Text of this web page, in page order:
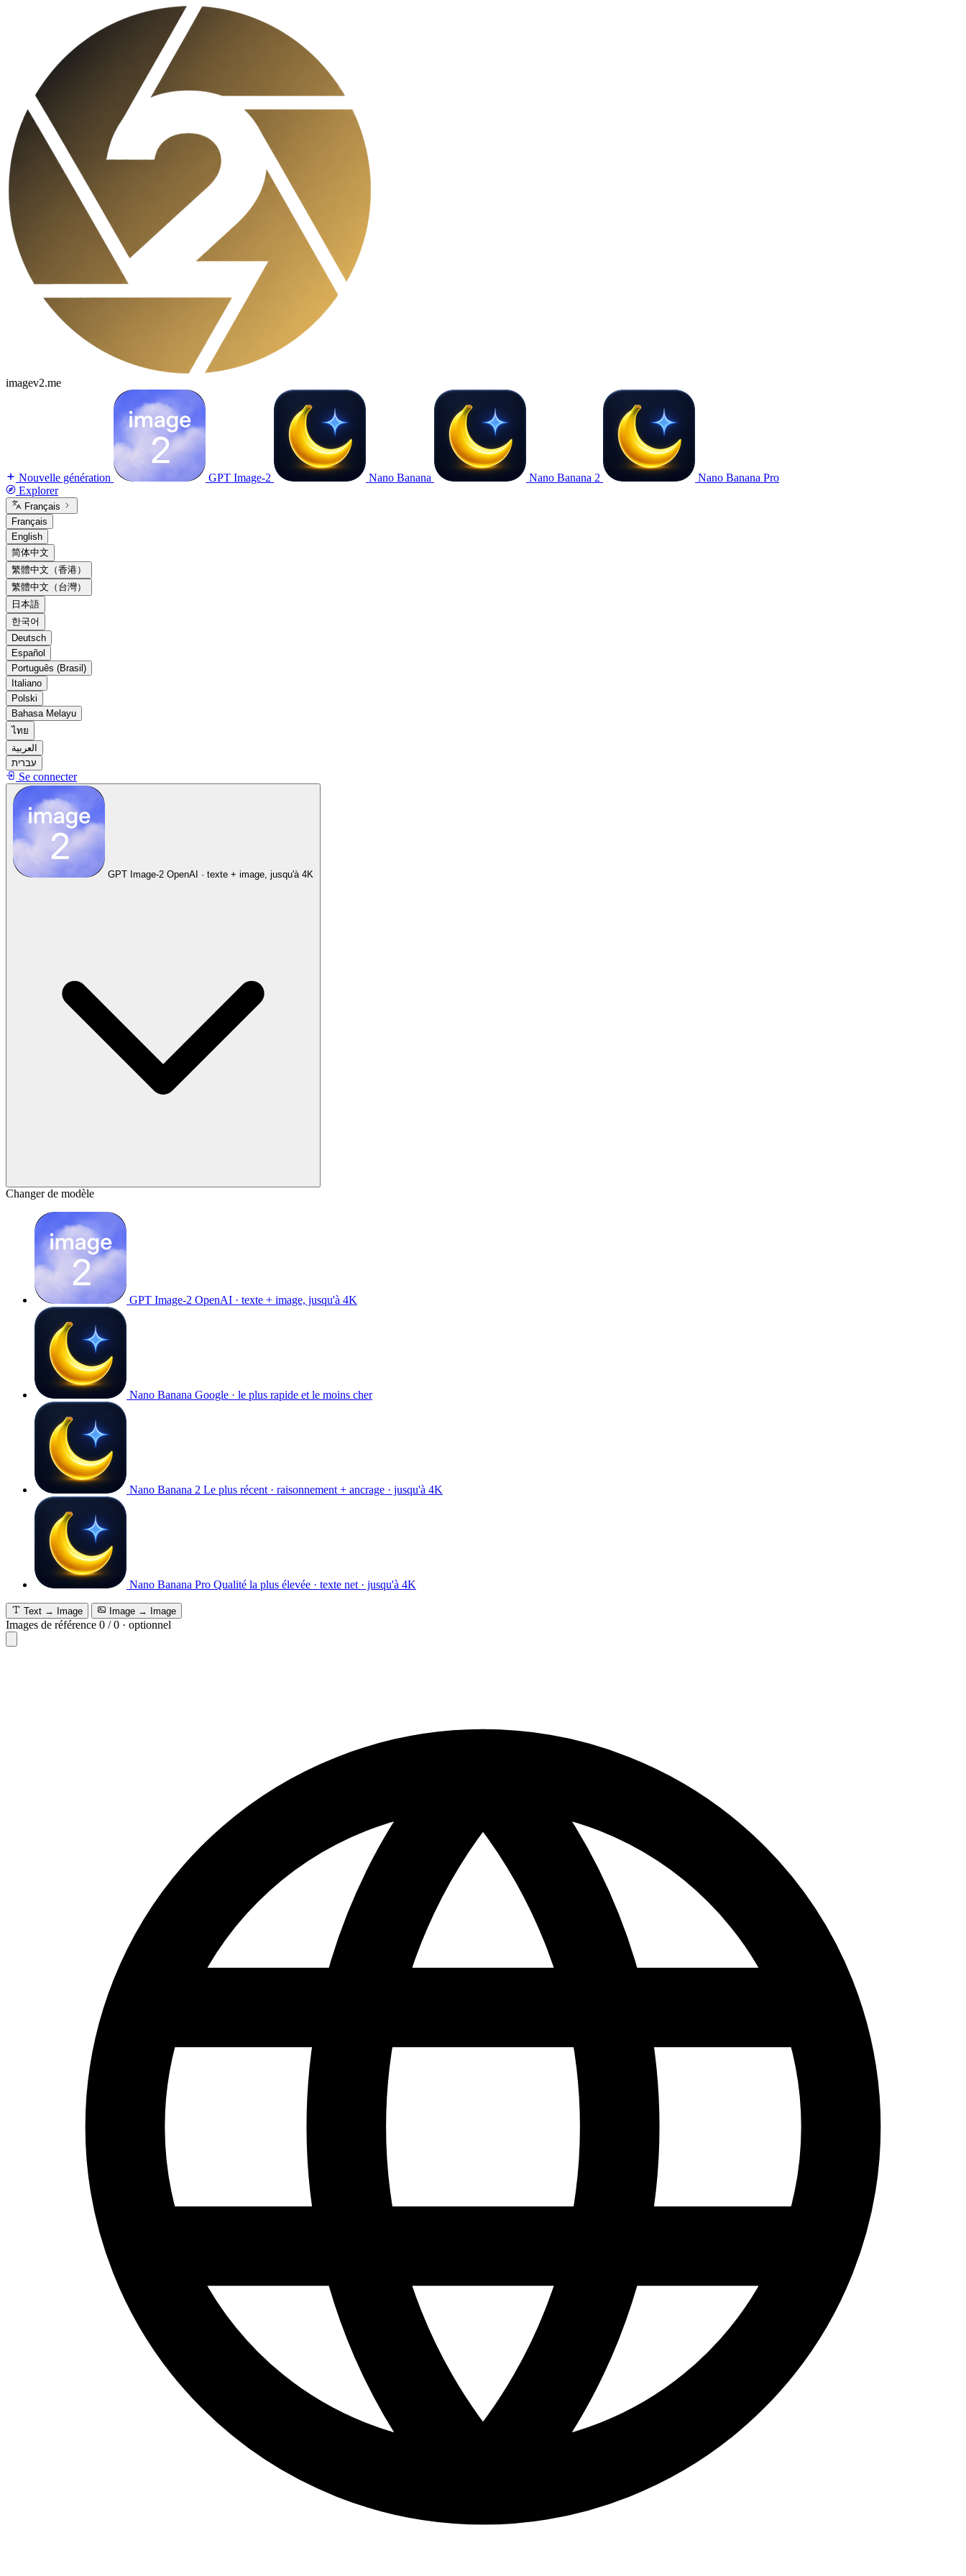
imagev2.me
Nouvelle génération GPT Image-2 Nano Banana Nano Banana 2
Nano Banana Pro
Explorer
Français
Français
English
简体中文
繁體中文（香港）
繁體中文（台灣）
日本語
한국어
Deutsch
Español
Português (Brasil)
Italiano
Polski
Bahasa Melayu
ไทย
العربية
עברית
Se connecter
GPT Image-2 OpenAI · texte + image, jusqu'à 4K
Changer de modèle
GPT Image-2 OpenAI · texte + image, jusqu'à 4K
Nano Banana Google · le plus rapide et le moins cher
Nano Banana 2 Le plus récent · raisonnement + ancrage · jusqu'à 4K
Nano Banana Pro Qualité la plus élevée · texte net · jusqu'à 4K
Text → Image Image → Image
Images de référence 0 /0 · optionnel